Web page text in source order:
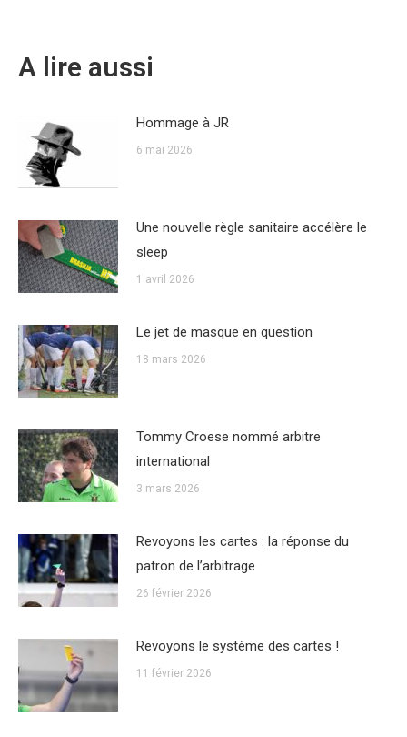
A lire aussi
Hommage à JR
6 mai 2026
Une nouvelle règle sanitaire accélère le
sleep
1 avril 2026
Le jet de masque en question
18 mars 2026
Tommy Croese nommé arbitre
international
3 mars 2026
Revoyons les cartes : la réponse du
patron de l’arbitrage
26 février 2026
Revoyons le système des cartes !
11 février 2026